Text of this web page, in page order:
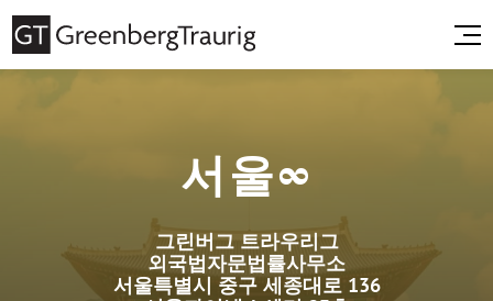
서울∞
그린버그 트라우리그
외국법자문법률사무소
서울특별시 중구 세종대로 136